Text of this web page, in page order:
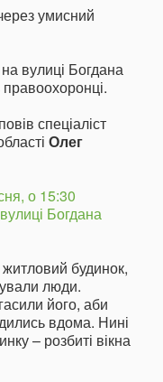
умисний
вулиці Богдана
спеціаліст
Олег
о 15:30
Богдана
житловий будинок,
люди.
його, аби
вдома. Нині
– розбиті вікна